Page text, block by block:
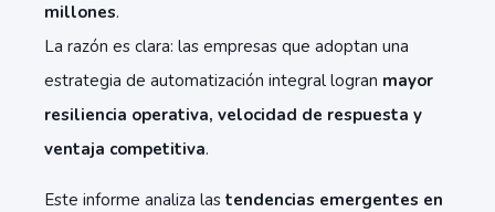
millones.
La razón es clara: las empresas que adoptan una
estrategia de automatización integral logran mayor
resiliencia operativa, velocidad de respuesta y
ventaja competitiva.
Este informe analiza las tendencias emergentes en